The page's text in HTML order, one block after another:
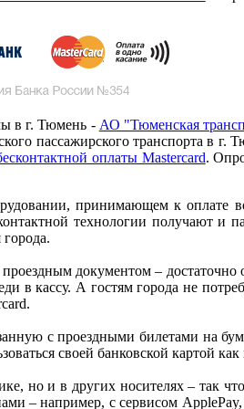
в г. Тюмень - АО "Тюменская
пассажирского транспорта в г.
оплаты Mastercard.
принимающем к
технологии получают и
документом – достаточно
в кассу. А гостям города не
с проездными билетами на
своей банковской картой
но и в других носителях – так
– например, с сервисом